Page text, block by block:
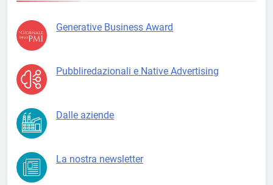
Generative Business Award
Pubbliredazionali e Native Advertising
Dalle aziende
La nostra newsletter